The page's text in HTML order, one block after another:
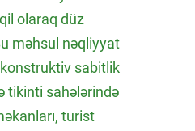
olaraq düz
məhsul nəqliyyat
konstruktiv sabitlik
tikinti sahələrində
turist